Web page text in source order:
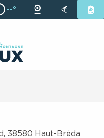
Actuelle Hiver :
Page D’accueil Actuelle
--°
38580 Haut-Bréda